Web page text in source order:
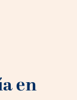
en